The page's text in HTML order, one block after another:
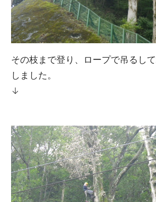
その枝まで登り、ロープで吊るし
しました。
↓